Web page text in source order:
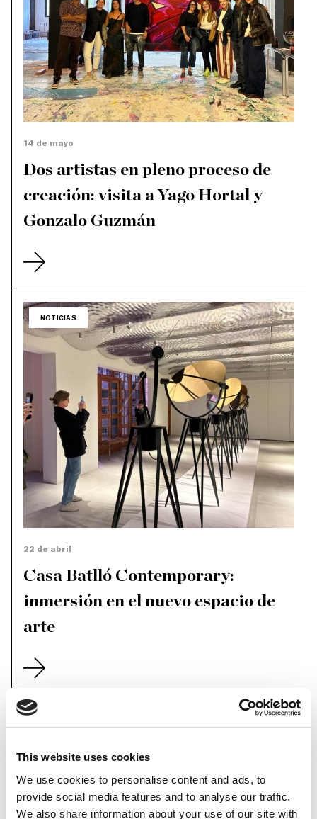
This website uses cookies
We use cookies to personalise content and ads, to
provide social media features and to analyse our traffic.
We also share information about your use of our site with
14 de mayo
Dos artistas en pleno proceso de
creación: visita a Yago Hortal y
Gonzalo Guzmán
NOTICIAS
22 de abril
Casa Batlló Contemporary:
inmersión en el nuevo espacio de
arte